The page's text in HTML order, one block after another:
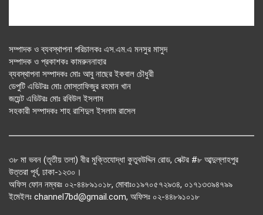
সম্পাদক ও ব্যবস্থাপনা পরিচালকঃ এস.এম.এ মনসুর মাসুদ
সম্পাদক ও প্রকাশকঃ কামরুননাহার
ব্যবস্থাপনা সম্পাদকঃ মোঃ আবু নাছের ইকবাল চৌধুরী
ডেপুটি এডিটরঃ মোঃ মোস্তাফিজুর রহমান খান
জয়েন্ট এডিটরঃ মোঃ রবিউল ইসলাম
সহকারী সম্পাদকঃ শাহ রাশিদুল ইসলাম রাসেল
৩৮ মা ভবন (তৃতীয় তলা) বীর মুক্তিযোদ্ধা কুতুবউদ্দিন রোড, সেক্টর #৮ আব্দুল্লাহপুর
উত্তরা পূর্ব, ঢাকা-১২৩০।
অফিস ফোন নম্বরঃ ০২-৪৪৮৯১০১৮, মোবাঃ০১৯৭০৫৭২৯৩৪, ০১৭১৩৩৯৪৭৯৯
ইমেইলঃ channel7bd@gmail.com, অফিসঃ ০২-৪৪৮৯১০১৮